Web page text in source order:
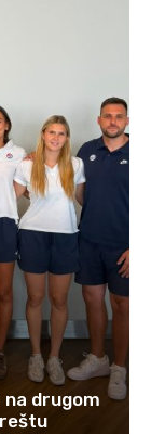
na drugom